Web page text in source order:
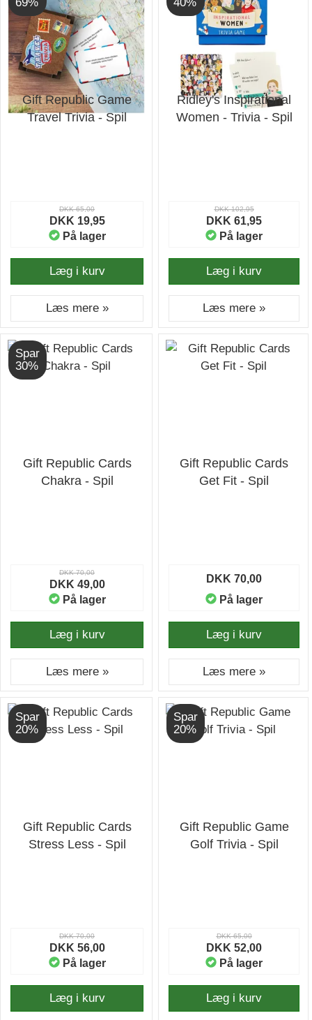
Gift Republic Game
Travel Trivia - Spil
DKK 65,00
DKK 19,95
På lager
Læg i kurv
Læs mere »
Ridley's Inspirational
Women - Trivia - Spil
DKK 102,95
DKK 61,95
På lager
Læg i kurv
Læs mere »
Spar
30%
Gift Republic Cards
Chakra - Spil
DKK 70,00
DKK 49,00
På lager
Læg i kurv
Læs mere »
Gift Republic Cards
Get Fit - Spil
DKK 70,00
På lager
Læg i kurv
Læs mere »
Spar
20%
Gift Republic Cards
Stress Less - Spil
DKK 70,00
DKK 56,00
På lager
Læg i kurv
Spar
20%
Gift Republic Game
Golf Trivia - Spil
DKK 65,00
DKK 52,00
På lager
Læg i kurv